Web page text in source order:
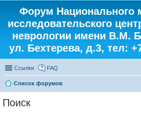
Форум Национального
исследовательского
неврологии имени В.М.
ул. Бехтерева, д.3, тел:
Ссылки FAQ
Список форумов
Поиск